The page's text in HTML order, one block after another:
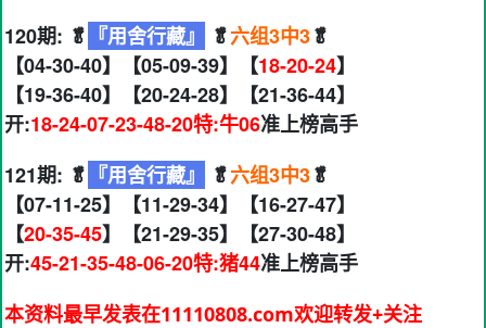
120期: 🥬 『用舍行藏』 🥬六组3中3🥬
【04-30-40】【05-09-39】【18-20-24】
【19-36-40】【20-24-28】【21-36-44】
开:18-24-07-23-48-20特:牛06准上榜高手
121期: 🥬 『用舍行藏』 🥬六组3中3🥬
【07-11-25】【11-29-34】【16-27-47】
【20-35-45】【21-29-35】【27-30-48】
开:45-21-35-48-06-20特:猪44准上榜高手
本资料最早发表在11110808.com欢迎转发+关注